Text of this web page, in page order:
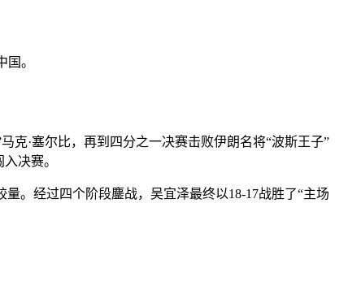
。
·塞尔比，再到四分之一决赛击败伊朗名将“波斯王子”
决赛。
。经过四个阶段鏖战，吴宜泽最终以18-17战胜了“主场